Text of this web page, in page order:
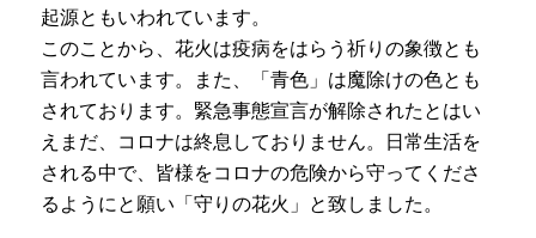
起源ともいわれています。
このことから、花火は疫病をはらう祈りの象徴とも
言われています。また、「青色」は魔除けの色とも
されております。 緊急事態宣言が解除されたとはい
えまだ、コロナは終息しておりません。日常生活を
される中で、皆様をコロナの危険から守ってくださ
るようにと願い「守りの花火」と致しました。